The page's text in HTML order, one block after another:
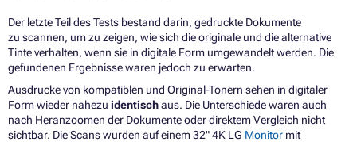
Der letzte Teil des Tests bestand darin, gedruckte Dokumente
zu scannen, um zu zeigen, wie sich die originale und die alternative
Tinte verhalten, wenn sie in digitale Form umgewandelt werden. Die
gefundenen Ergebnisse waren jedoch zu erwarten.
Ausdrucke von kompatiblen und Original-Tonern sehen in digitaler
Form wieder nahezu identischaus. Die Unterschiede waren auch
nach Heranzoomen der Dokumente oder direktem Vergleich nicht
sichtbar. Die Scans wurden auf einem 32" 4K LG Monitor mit